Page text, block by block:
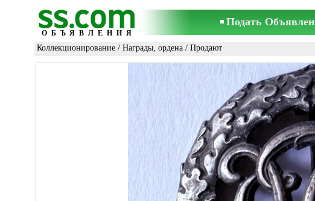
ОБЪЯВЛЕНИЯ
Подать
Коллекционирование / Награды, ордена / Продают